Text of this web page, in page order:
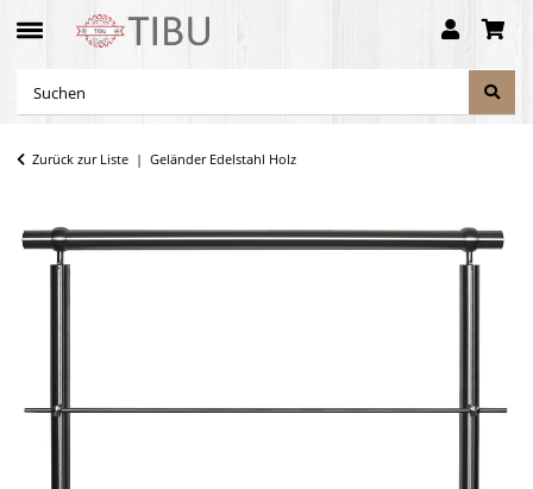
Zurück zur Liste Geländer Edelstahl Holz